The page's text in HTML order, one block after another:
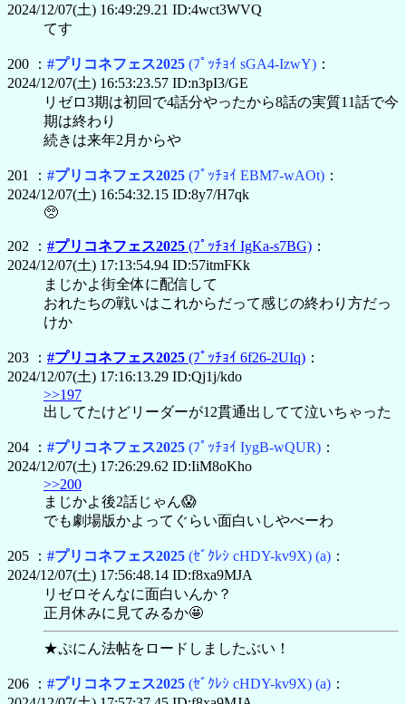
2024/12/07(土) 16:49:29.21 ID:4wct3WVQ
てす
200 ： #プリコネフェス2025 (ﾌﾟｯﾁｮｲ sGA4-IzwY) ：
2024/12/07(土) 16:53:23.57 ID:n3pI3/GE
リゼロ3期は初回で4話分やったから8話の実質11話で今
期は終わり
続きは来年2月からや
201 ： #プリコネフェス2025 (ﾌﾟｯﾁｮｲ EBM7-wAOt) ：
2024/12/07(土) 16:54:32.15 ID:8y7/H7qk
🥺
202 ： #プリコネフェス2025 (ﾌﾟｯﾁｮｲ IgKa-s7BG) ：
2024/12/07(土) 17:13:54.94 ID:57itmFKk
まじかよ街全体に配信して
おれたちの戦いはこれからだって感じの終わり方だっ
けか
203 ： #プリコネフェス2025 (ﾌﾟｯﾁｮｲ 6f26-2UIq) ：
2024/12/07(土) 17:16:13.29 ID:Qj1j/kdo
>>197
出してたけどリーダーが12貫通出してて泣いちゃった
204 ： #プリコネフェス2025 (ﾌﾟｯﾁｮｲ IygB-wQUR) ：
2024/12/07(土) 17:26:29.62 ID:IiM8oKho
>>200
まじかよ後2話じゃん😱
でも劇場版かよってぐらい面白いしやべーわ
205 ： #プリコネフェス2025 (ｾﾞｸﾚｼ cHDY-kv9X) (a) ：
2024/12/07(土) 17:56:48.14 ID:f8xa9MJA
リゼロそんなに面白いんか？
正月休みに見てみるか🤩
★ぷにん法帖をロードしましたぶい！
206 ： #プリコネフェス2025 (ｾﾞｸﾚｼ cHDY-kv9X) (a) ：